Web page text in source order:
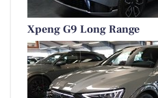
Xpeng G9 Long Range